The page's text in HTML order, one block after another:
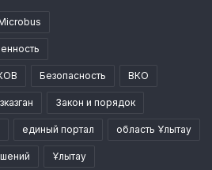
Безопасность ВКО
Закон и порядок
единый портал область Ұлытау
Ұлытау